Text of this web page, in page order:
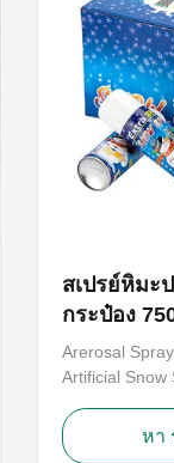
สเปรย์หิมะ
กระป๋อง
หิมะปลอมก
Arerosal
Artificial Snow
festival
colours for
หา